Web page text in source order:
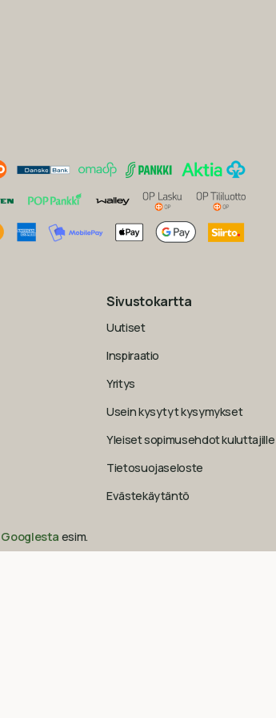
Googlesta esim.
Sivustokartta
Uutiset
Inspiraatio
Yritys
Usein kysytyt kysymykset
Yleiset sopimusehdot kuluttajille
Tietosuojaseloste
Evästekäytäntö